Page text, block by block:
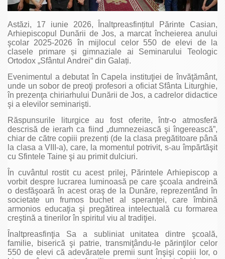
Astăzi, 17 iunie 2026, Înaltpreasfințitul Părinte Casian,
Arhiepiscopul Dunării de Jos, a marcat încheierea anului
şcolar 2025-2026 în mijlocul celor 550 de elevi de la
clasele primare și gimnaziale ai Seminarului Teologic
Ortodox „Sfântul Andrei“ din Galați.
Evenimentul a debutat în Capela instituţiei de învăţământ,
unde un sobor de preoţi profesori a oficiat Sfânta Liturghie,
în prezenţa chiriarhului Dunării de Jos, a cadrelor didactice
şi a elevilor seminarişti.
Răspunsurile liturgice au fost oferite, într-o atmosferă
descrisă de ierarh ca fiind „dumnezeiască şi îngerească”,
chiar de către copiii prezenți (de la clasa pregătitoare până
la clasa a VIII-a), care, la momentul potrivit, s-au împărtăşit
cu Sfintele Taine şi au primit dulciuri.
În cuvântul rostit cu acest prilej, Părintele Arhiepiscop a
vorbit despre lucrarea luminoasă pe care şcoala andreină
o desfăşoară în acest oraş de la Dunăre, reprezentând în
societate un frumos buchet al speranţei, care îmbină
armonios educaţia şi pregătirea intelectuală cu formarea
creştină a tinerilor în spiritul viu al tradiţiei.
Înaltpreasfinţia Sa a subliniat unitatea dintre şcoală,
familie, biserică şi patrie, transmiţându-le părinţilor celor
550 de elevi că adevăratele premii sunt înşişi copiii lor, o